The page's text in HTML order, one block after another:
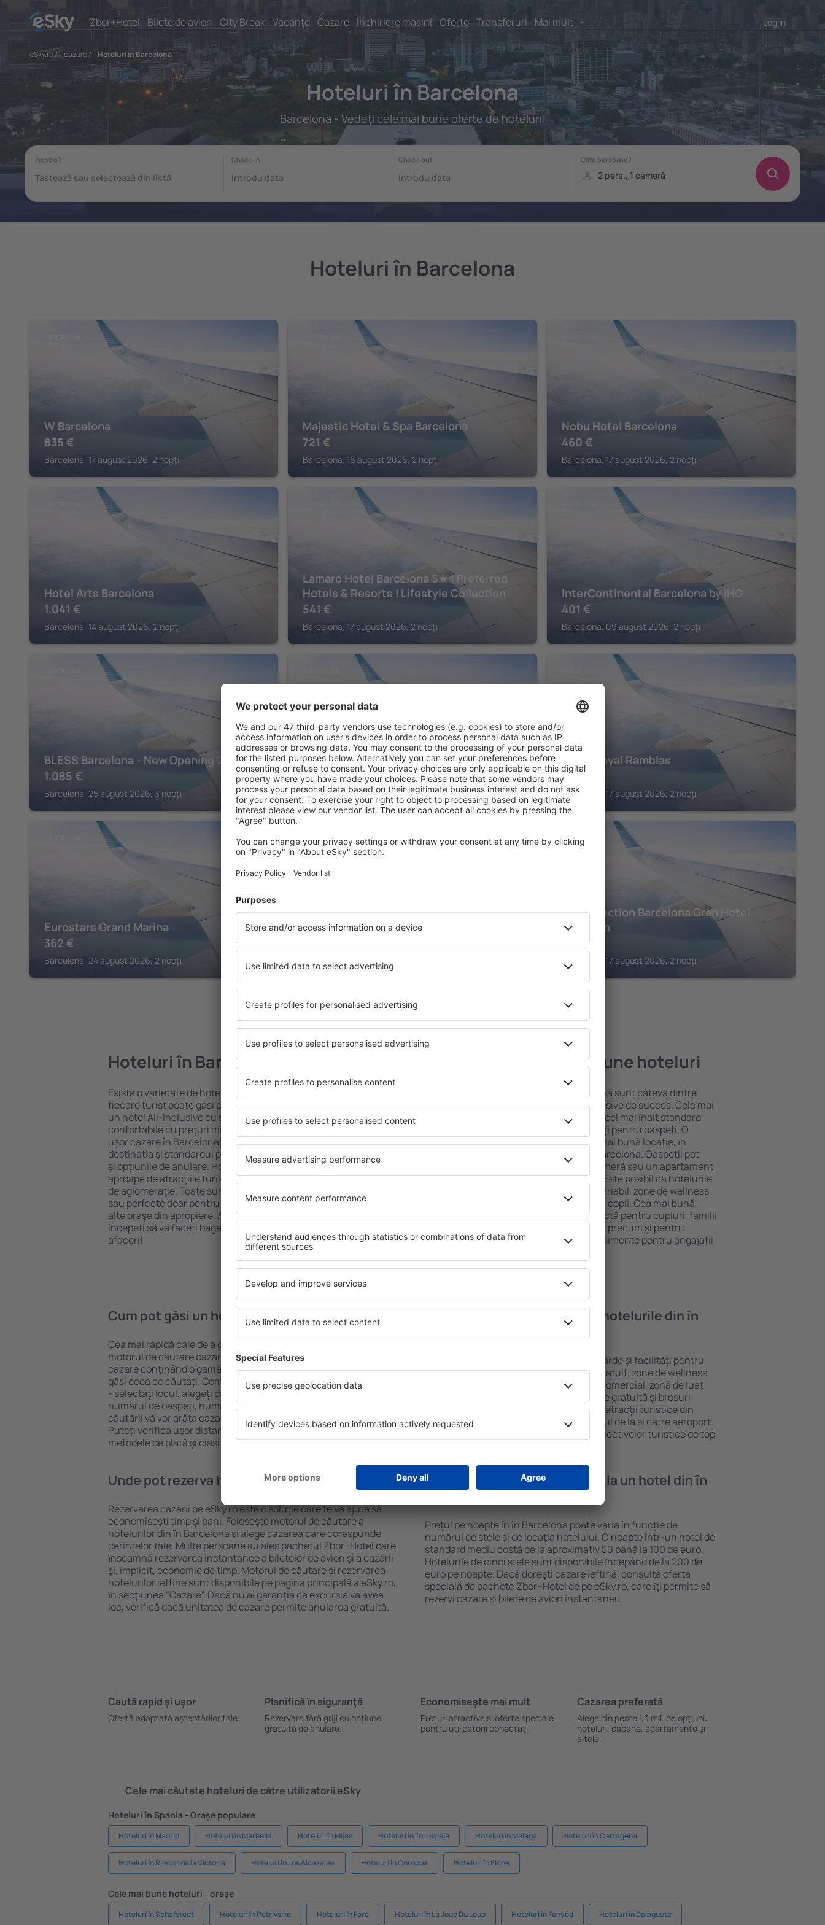
Zbor+Hotel Bilete de avion City Break Vacanţe Cazare Închiriere mașini Oferte Transferuri Mai mult Log in
eSky.ro/ cazare/ Hoteluri în Barcelona
Hoteluri în Barcelona
Barcelona - Vedeţi cele mai bune oferte de hoteluri!
Hoteluri în Barcelona
W Barcelona
835 €
Barcelona, 17 august 2026, 2 nopți
Majestic Hotel & Spa Barcelona
721 €
Barcelona, 16 august 2026, 2 nopți
Nobu Hotel Barcelona
460 €
Barcelona, 17 august 2026, 2 nopți
Hotel Arts Barcelona
1.041 €
Barcelona, 14 august 2026, 2 nopți
Lamaro Hotel Barcelona 5★ | Preferred
Hotels & Resorts | Lifestyle Collection
541 €
Barcelona, 17 august 2026, 2 nopți
InterContinental Barcelona by IHG
401 €
Barcelona, 09 august 2026, 2 nopți
BLESS Barcelona - New Opening 2026
1.085 €
Barcelona, 25 august 2026, 3 nopți
Almanac Barcelona
1.019€
Barcelona, 20 august 2026, 2 nopți
Hotel Royal Ramblas
426€
Barcelona, 17 august 2026, 2 nopți
Eurostars Grand Marina
362 €
Barcelona, 24 august 2026, 2 nopți
BARCELONA
Barceló Raval
383€
Barcelona, 09 august 2026, 2 nopți
BARCELONA
NH Collection Barcelona Gran Hotel
Calderón
476€
Barcelona, 17 august 2026, 2 nopți
Vedeți mai multe hoteluri în Barcelona
Hoteluri în Barcelona
Există o varietate de hoteluri disponibile în Barcelona, astfel încât
fiecare turist poate găsi cazare potrivită nevoilor sale. Preferați
un hotel All-Inclusive cu standarde ȋnalte sau preferați hoteluri
confortabile cu preţuri mici? Cu ajutorul nostru puteți rezerva
uşor cazare în Barcelona} pentru orice buget! Selectați
destinația şi standardul pentru hotel, verificați metodele de plată
și opțiunile de anulare. Hotelurile în Barcelona sunt situate atât
aproape de atracţiile turistice populare, cât și puțin mai departe
de aglomerație. Toate sunt disponibile pentru o vacanță lungă
sau perfecte doar pentru o noapte atunci când doriţi să vizitaţi şi
alte oraşe din apropiere. Alegeți hotelul care vi se potriveşte și
începeți să vă faceți bagajele pentru o vacanţă sau călătorie de
afaceri!
Barcelona – cele mai bune hoteluri
O varietate de servicii și o locație atractivă sunt câteva dintre
elementele cheie ale unui hotel All-Inclusive de succes. Cele mai
bune hoteluri din Barcelona garantează cel mai înalt standard
pentru servicii și o gamă largă de facilități pentru oaspeți. O
cazare cu standarde ridicate oferă cea mai bună locație, ȋn
apropiere de principalele distracţii din Barcelona. Oaspeții pot
folosi parcarea gratuită și pot alege o cameră sau un apartament
care să corespundă perfect nevoilor lor. Este posibil ca hotelurile
cu standarde ȋnalte să ofere un meniu variabil, zone de wellness
precum spa și fitness, și activități pentru copii. Cea mai bună
cazare în Barcelona este o alegere perfectă pentru cupluri, familii
și persoane aflate în călătorie de afaceri, precum și pentru
companii care doresc să organizeze evenimente pentru angajații
Cum pot găsi un hotel în Barcelona?
Cea mai rapidă cale de a găsi un hotel în Barcelona este folosind
motorul de căutare cazare eSky. Baza mare de date cu locuri de
cazare conţinând o gamă largă de opţiuni este o garanție că veți
găsi ceea ce căutați. Completați câmpurile motorului de căutare
- selectați locul, alegeți data de check-in și check-out, adăugați
numărul de oaspeți, numărul de camere şi gata! Rezultatele
căutării vă vor arăta cazarea disponibilă ȋn perioada selectată.
Puteți verifica uşor distanța de la hotel ȋn centrul orașului,
metodele de plată și clasificarea hotelului.
Ce fel de facilităţi voi găsi ȋn hotelurile din în
Hotelurile în Barcelona au diferite standarde și facilități pentru
oaspeți. Cele mai frecvente sunt Wi-Fi gratuit, zone de wellness
cu SPA, mini bar/seif în cameră, centru comercial, zonă de luat
masa, zonă de joacă pentru copii, parcare gratuită și broșuri
informative despre cele mai interesante atracții turistice din
zonă. Unele proprietăți includ și transferul de la și către aeroport.
Uneori, acestea încurajează vizitarea obiectivelor turistice de top
Unde pot rezerva hoteluri ȋn în Barcelona?
Rezervarea cazării pe eSky.ro este o soluție care te va ajuta să
economiseşti timp și bani. Foloseşte motorul de căutare a
hotelurilor din în Barcelona și alege cazarea care corespunde
cerințelor tale. Multe persoane au ales pachetul Zbor+Hotel care
ȋnseamnă rezervarea instantanee a biletelor de avion şi a cazării
şi, implicit, economie de timp. Motorul de căutare și rezervarea
hotelurilor ieftine sunt disponibile pe pagina principală a eSky.ro,
ȋn secţiunea "Cazare". Dacă nu ai garanţia că excursia va avea
loc, verifică dacă unitatea de cazare permite anularea gratuită.
Cât costă o noapte de cazare la un hotel din în
Prețul pe noapte în în Barcelona poate varia în funcție de
numărul de stele și de locaţia hotelului. O noapte într-un hotel de
standard mediu costă de la aproximativ 50 până la 100 de euro.
Hotelurile de cinci stele sunt disponibile ȋncepând de la 200 de
euro pe noapte. Dacă doreşti cazare ieftină, consultă oferta
specială de pachete Zbor+Hotel de pe eSky.ro, care ȋţi permite să
rezervi cazare și bilete de avion instantaneu.
Caută rapid şi uşor
Ofertă adaptată aşteptărilor tale.
Planifică ȋn siguranţă
Rezervare fără griji cu opțiune
gratuită de anulare.
Economiseşte mai mult
Prețuri atractive și oferte speciale
pentru utilizatorii conectați.
Cazarea preferată
Alege din peste 1,3 mil. de opţiuni:
hoteluri, cabane, apartamente și
altele.
Cele mai căutate hoteluri de către utilizatorii eSky
Hoteluri în Spania - Orașe populare
Hoteluri în Madrid Hoteluri în Marbella Hoteluri în Mijas Hoteluri în Torrevieja Hoteluri în Malaga Hoteluri în Cartagena
Hoteluri în Rincon de la Victoria Hoteluri în Los Alcazares Hoteluri în Cordoba Hoteluri în Elche
Cele mai bune hoteluri - orașe
Hoteluri în Schafstedt Hoteluri în Petrivs'ke Hoteluri în Fare Hoteluri în La Joue Du Loup Hoteluri în Fonyód Hoteluri în Dalaguete